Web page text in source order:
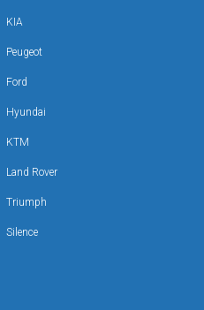
KIA
Peugeot
Ford
Hyundai
KTM
Land Rover
Triumph
Silence